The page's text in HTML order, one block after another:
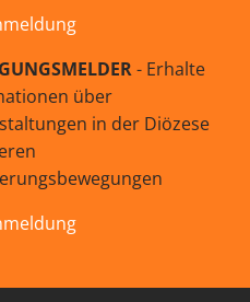
- Erhalte
über
in der Diözese